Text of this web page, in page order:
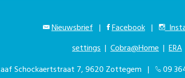
Nieuwsbrief | Facebook |
settings | Cobra@Home | ERA
Schockaertstraat 7, 9620 Zottegem |
09